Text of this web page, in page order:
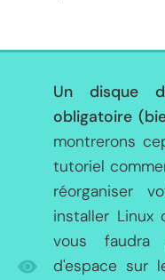
Un disque
obligatoire
montrerons
tutoriel
réorganiser
installer Linux
vous faudra
d'espace sur